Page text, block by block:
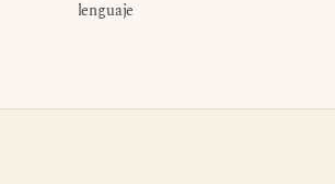
lenguaje